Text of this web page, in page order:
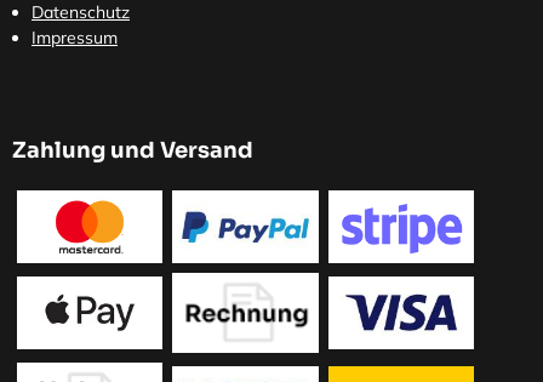
Datenschutz
Impressum
Zahlung und Versand